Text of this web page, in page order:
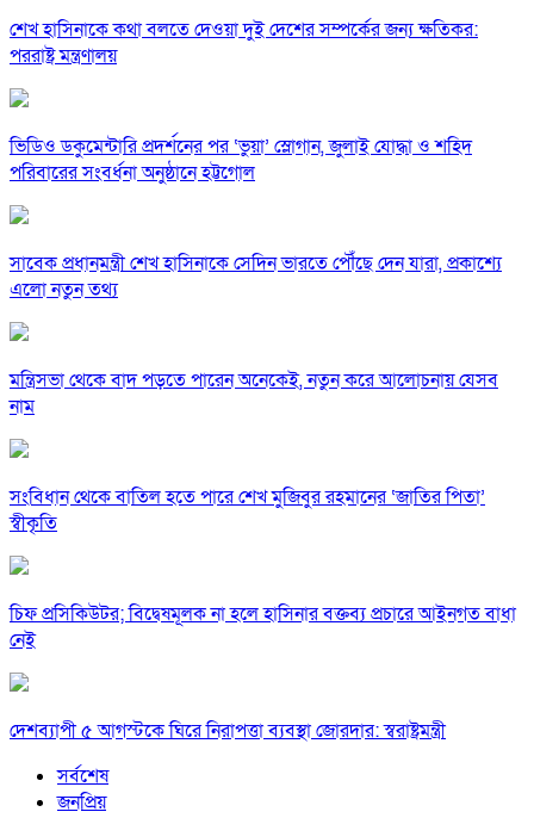
শেখ হাসিনাকে কথা বলতে দেওয়া দুই দেশের সম্পর্কের জন্য ক্ষতিকর:
পররাষ্ট্র মন্ত্রণালয়
ভিডিও ডকুমেন্টারি প্রদর্শনের পর ‘ভুয়া’ স্লোগান, জুলাই যোদ্ধা ও শহিদ
পরিবারের সংবর্ধনা অনুষ্ঠানে হট্টগোল
সাবেক প্রধানমন্ত্রী শেখ হাসিনাকে সেদিন ভারতে পৌঁছে দেন যারা, প্রকাশ্যে
এলো নতুন তথ্য
মন্ত্রিসভা থেকে বাদ পড়তে পারেন অনেকেই, নতুন করে আলোচনায় যেসব
নাম
সংবিধান থেকে বাতিল হতে পারে শেখ মুজিবুর রহমানের ‘জাতির পিতা’
স্বীকৃতি
চিফ প্রসিকিউটর; বিদ্বেষমূলক না হলে হাসিনার বক্তব্য প্রচারে আইনগত বাধা
নেই
দেশব্যাপী ৫ আগস্টকে ঘিরে নিরাপত্তা ব্যবস্থা জোরদার: স্বরাষ্ট্রমন্ত্রী
সর্বশেষ
জনপ্রিয়